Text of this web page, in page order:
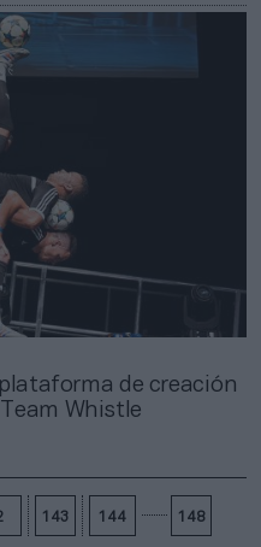
de creación
Whistle
143 144 148